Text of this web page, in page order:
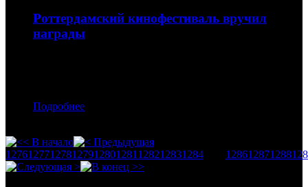
Роттердамский кинофестиваль вручил
награды
Подробнее
127612771278127912801281 128212831284 128612871288